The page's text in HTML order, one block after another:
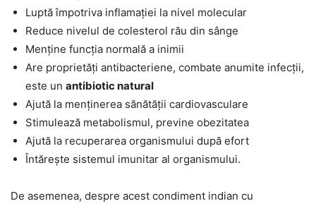
Luptă împotriva inflamației la nivel molecular
Reduce nivelul de colesterol rău din sânge
Menține funcția normală a inimii
Are proprietăți antibacteriene, combate anumite infecții,
este un antibiotic natural
Ajută la menținerea sănătății cardiovasculare
Stimulează metabolismul, previne obezitatea
Ajută la recuperarea organismului după efort
Întărește sistemul imunitar al organismului.
De asemenea, despre acest condiment indian cu